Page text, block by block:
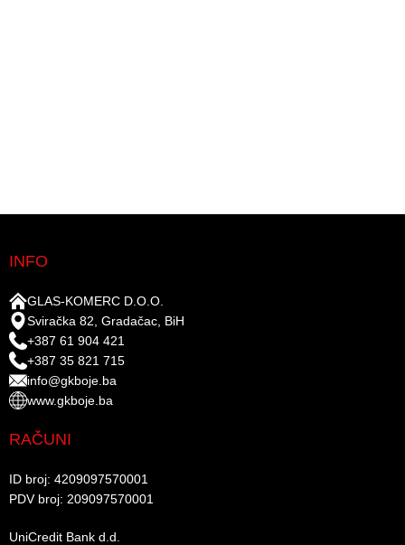
INFO
GLAS-KOMERC D.O.O.
Sviračka 82, Gradačac, BiH
+387 61 904 421
+387 35 821 715
info@gkboje.ba
www.gkboje.ba
RAČUNI
ID broj: 4209097570001​
PDV broj: 209097570001 ​
UniCredit Bank d.d.​